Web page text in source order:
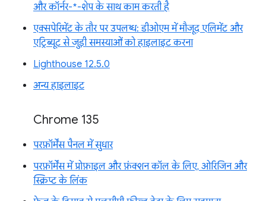
और कॉर्नर-*-शेप के साथ काम करती है
एक्सपेरिमेंट के तौर पर उपलब्ध: डीओएम में मौजूद एलिमेंट और
एट्रिब्यूट से जुड़ी समस्याओं को हाइलाइट करना
Lighthouse 12.5.0
अन्य हाइलाइट
Chrome 135
परफ़ॉर्मेंस पैनल में सुधार
परफ़ॉर्मेंस में प्रोफ़ाइल और फ़ंक्शन कॉल के लिए, ओरिजिन और
स्क्रिप्ट के लिंक